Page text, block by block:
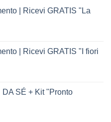
| Ricevi GRATIS "La
| Ricevi GRATIS "I fiori
SÉ + Kit "Pronto